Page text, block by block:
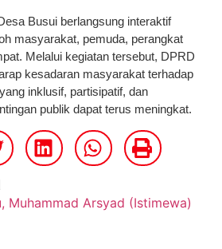
Busui berlangsung interaktif
masyarakat, pemuda, perangkat
Melalui kegiatan tersebut, DPRD
kesadaran masyarakat terhadap
inklusif, partisipatif, dan
publik dapat terus meningkat.